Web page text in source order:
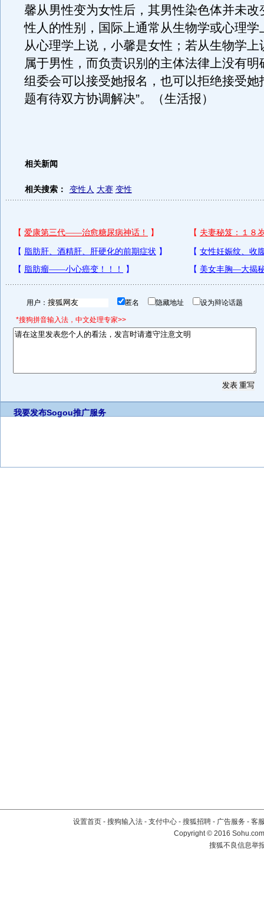
馨从男性变为女性后，其男性染色体并未改
性人的性别，国际上通常从生物学或心理学
从心理学上说，小馨是女性；若从生物学上
属于男性，而负责识别的主体法律上没有明
组委会可以接受她报名，也可以拒绝接受她
题有待双方协调解决”。（生活报）
相关新闻
相关搜索： 变性人 大赛 变性
用户： 匿名 隐藏地址 设为辩论话题
*搜狗拼音输入法，中文处理专家>>
我要发布Sogou推广服务
设置首页 - 搜狗输入法 - 支付中心 - 搜狐招聘 - 广告服务 - 客
Copyright©2016
搜狐不良信息举